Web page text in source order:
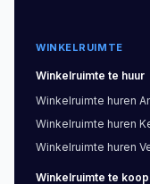
WINKELRUIMTE
Winkelruimte te huur
Winkelruimte huren
Winkelruimte huren
Winkelruimte huren
Winkelruimte te koop